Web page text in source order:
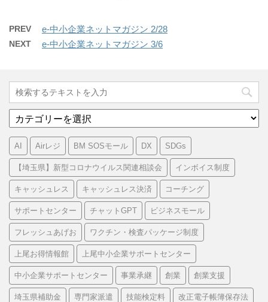
PREV e-中小企業ネットマガジン 2/28
NEXT e-中小企業ネットマガジン 3/6
テ
ゴ
リ
AI Airレジ BM SOSモール DX SDGs
【埼玉県】新型コロナウイルス関連相談会 インボイス制度
キャッシュレス キャッシュレス決済 コーチング
サポートセンター チャットGPT ビジネスモール
フレッシュあげお ワクチン・検査パッケージ制度
上尾お得情報館 上尾中小企業サポートセンター
中小企業サポートセンター 事業承継 創業 創業支援
埼玉県補助金 専門家派遣 技能検定料 改正電子帳簿保存法